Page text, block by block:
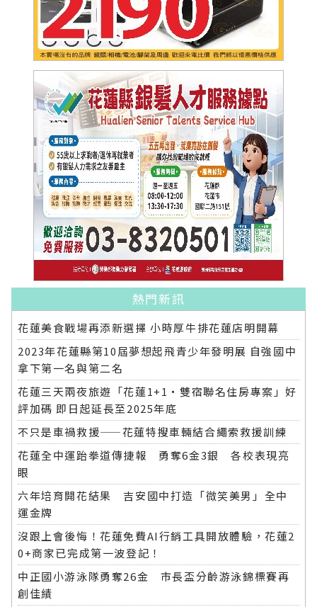
熱門新訊
花蓮美食戰場再添新選擇 小時厚牛排花蓮店明開幕
2023年花蓮縣第10屆夢想起飛青少年發明展 自強國中
拿下第一名與第二名
花蓮三天兩夜旅遊「花蓮1+1‧雙宿聯名住房專案」好
評加碼 即日起延長至2025年底
不只是車禍救援——花蓮特搜車輛結合繩索救援訓練
花蓮全中運跆拳道傳捷報 勇奪6金3銀 各校表現亮
眼
六年培育開花結果 吉安國中打造「微笑美男」全中
運金牌
沒跟上會後悔！花蓮免費AI行銷工具開放體驗，花蓮2
0+商家已完成第一波登記！
中正國小游泳隊勇奪26金 市長盃分齡游泳錦標賽再
創佳績